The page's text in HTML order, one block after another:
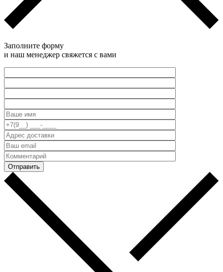
Заполните форму
и наш менеджер свяжется с вами